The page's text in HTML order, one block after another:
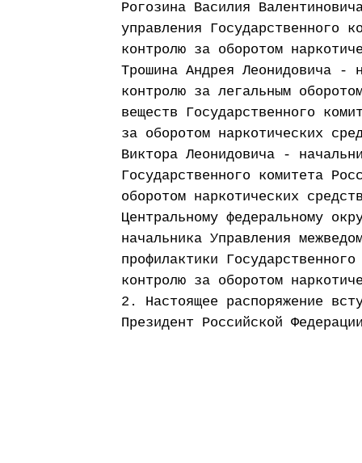
Рогозина Василия
управления Государственного
контролю за оборотом
Трошина Андрея Леонидовича -
контролю за легальным
веществ Государственного
за оборотом наркотических
Виктора Леонидовича -
Государственного комитета
оборотом наркотических
Центральному федеральному
начальника Управления
профилактики
контролю за оборотом
2. Настоящее распоряжение
Президент Российской